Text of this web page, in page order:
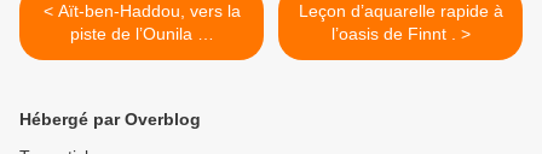
< Aït-ben-Haddou, vers la
piste de l’Ounila …
Leçon d’aquarelle rapide à
l’oasis de Finnt . >
Hébergé par Overblog